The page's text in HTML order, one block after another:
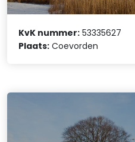
KvK nummer: 53335627
Plaats: Coevorden